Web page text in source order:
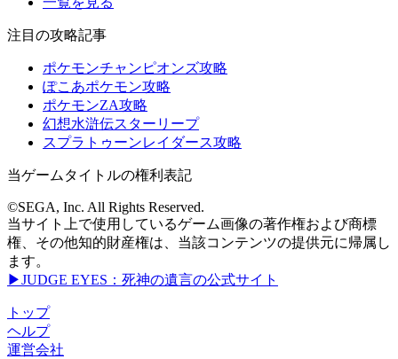
注目の攻略記事
ポケモンチャンピオンズ攻略
ぽこあポケモン攻略
ポケモンZA攻略
幻想水滸伝スターリープ
スプラトゥーンレイダース攻略
当ゲームタイトルの権利表記
©SEGA, Inc. All Rights Reserved.
当サイト上で使用しているゲーム画像の著作権および商標
権、その他知的財産権は、当該コンテンツの提供元に帰属し
ます。
▶JUDGE EYES：死神の遺言の公式サイト
トップ
ヘルプ
運営会社